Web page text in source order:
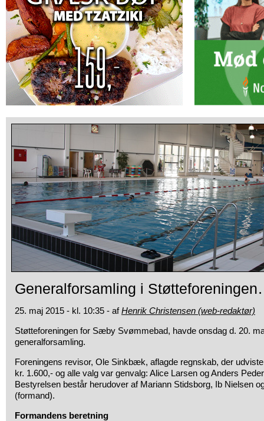
Generalforsamling i
25. maj 2015 - kl. 10:35 - afHenrik Christensen (web-redaktør)
Støtteforeningen for Sæby Svømmebad, havde onsdag d. 20.
generalforsamling.
Foreningens revisor, Ole Sinkbæk, aflagde regnskab, der
kr. 1.600,- og alle valg var genvalg: Alice Larsen og Anders
Bestyrelsen består herudover af Mariann Stidsborg, Ib Nielsen
(formand).
Formandens beretning